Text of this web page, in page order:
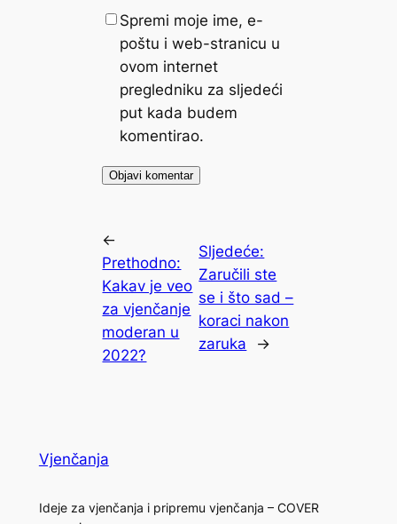
Spremi moje ime, e-
poštu i web-stranicu u
ovom internet
pregledniku za sljedeći
put kada budem
komentirao.
←
Prethodno:
Kakav je veo
za vjenčanje
moderan u
2022?
Sljedeće:
Zaručili ste
se i što sad –
koraci nakon
zaruka
→
Vjenčanja
Ideje za vjenčanja i pripremu vjenčanja – COVER